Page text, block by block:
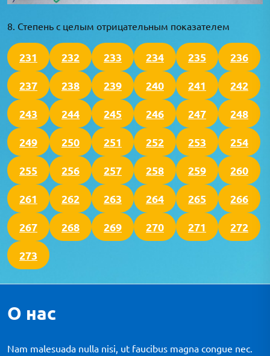
8. Степень с целым отрицательным показателем
231 232 233 234 235 236
237 238 239 240 241 242
243 244 245 246 247 248
249 250 251 252 253 254
255 256 257 258 259 260
261 262 263 264 265 266
267 268 269 270 271 272
273
О нас
Nam malesuada nulla nisi, ut faucibus magna congue nec.